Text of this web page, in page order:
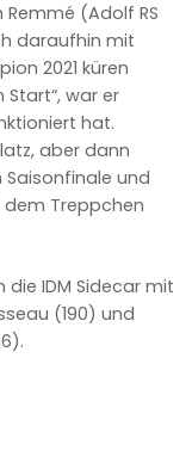
(Adolf RS
daraufhin mit
2021 küren
war er
hat.
aber dann
und
Treppchen
IDM Sidecar mit
(190) und